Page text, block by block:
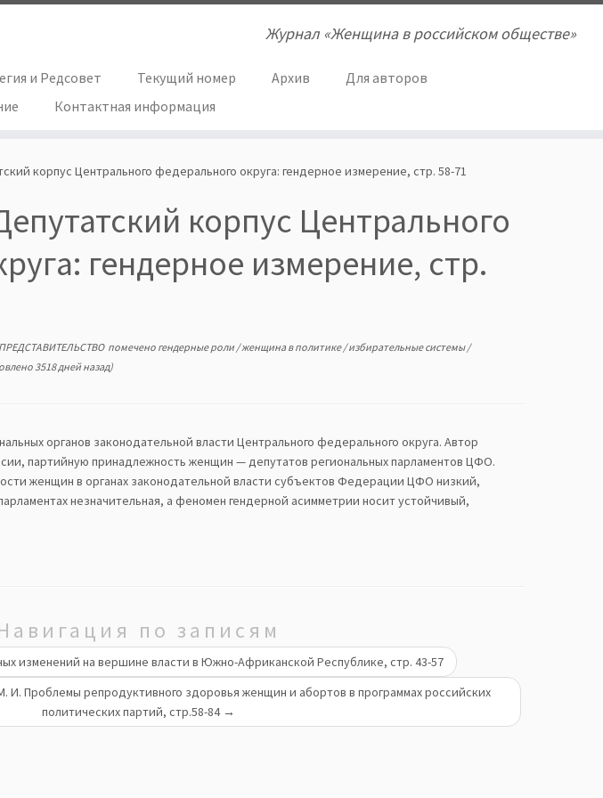
Журнал «Женщина в российском обществе»
и Редсовет Текущий номер Архив
Для авторов
Контактная информация
корпус Центрального федерального округа: гендерное измерение, стр. 58-71
корпус Центрального
гендерное измерение, стр.
помечено гендерные роли /женщина в политике/избирательные системы/
3518 дней назад)
органов законодательной власти Центрального федерального округа. Автор
партийную принадлежность женщин — депутатов региональных парламентов ЦФО.
женщин в органах законодательной власти субъектов Федерации ЦФО низкий,
незначительная, а феномен гендерной асимметрии носит устойчивый,
по записям
изменений на вершине власти в Южно-Африканской Республике, стр. 43-57
И. Проблемы репродуктивного здоровья женщин и абортов в программах российских
политических партий, стр.58-84 →